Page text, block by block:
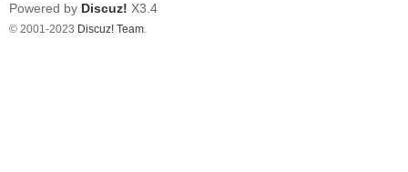
Powered by Discuz! X3.4
© 2001-2023 Discuz! Team.